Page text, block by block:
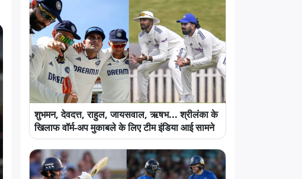
शुभमन, देवदत्त, राहुल, जायसवाल, ऋषभ... श्रीलंका के
खिलाफ वॉर्म-अप मुकाबले के लिए टीम इंडिया आई सामने